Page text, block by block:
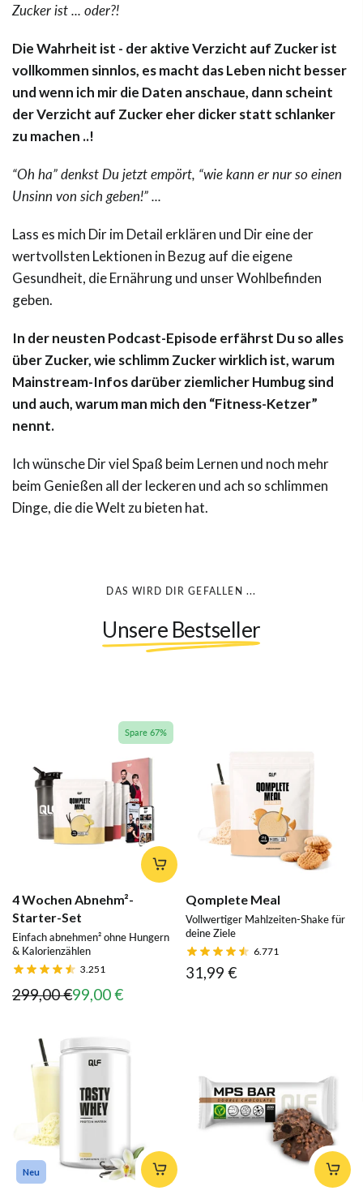
Zucker ist ... oder?!
Die Wahrheit ist - der aktive Verzicht auf Zucker ist
vollkommen sinnlos, es macht das Leben nicht besser
und wenn ich mir die Daten anschaue, dann scheint
der Verzicht auf Zucker eher dicker statt schlanker
zu machen ..!
“Oh ha” denkst Du jetzt empört, “wie kann er nur so einen
Unsinn von sich geben!” ...
Lass es mich Dir im Detail erklären und Dir eine der
wertvollsten Lektionen in Bezug auf die eigene
Gesundheit, die Ernährung und unser Wohlbefinden
geben.
In der neusten Podcast-Episode erfährst Du so alles
über Zucker, wie schlimm Zucker wirklich ist, warum
Mainstream-Infos darüber ziemlicher Humbug sind
und auch, warum man mich den “Fitness-Ketzer”
nennt.
Ich wünsche Dir viel Spaß beim Lernen und noch mehr
beim Genießen all der leckeren und ach so schlimmen
Dinge, die die Welt zu bieten hat.
DAS WIRD DIR GEFALLEN ...
Unsere Bestseller
Spare 67%
4 Wochen Abnehm²-
Starter-Set
Einfach abnehmen² ohne Hungern
& Kalorienzählen
3.251
299,00 €99,00 €
Qomplete Meal
Vollwertiger Mahlzeiten-Shake für
deine Ziele
6.771
31,99 €
Neu